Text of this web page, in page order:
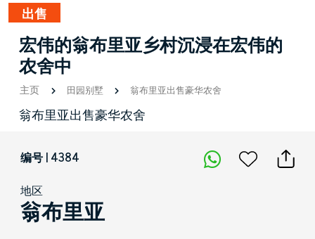
出售
宏伟的翁布里亚乡村沉浸在宏伟的
农舍中
主页 田园别墅 翁布里亚出售豪华农舍
翁布里亚出售豪华农舍
编号 | 4384
地区
翁布里亚